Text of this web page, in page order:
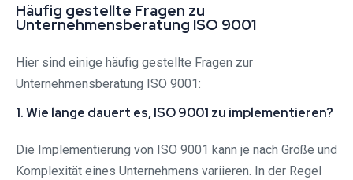
Häufig gestellte Fragen zu
Unternehmensberatung ISO 9001
Hier sind einige häufig gestellte Fragen zur
Unternehmensberatung ISO 9001:
1. Wie lange dauert es, ISO 9001 zu implementieren?
Die Implementierung von ISO 9001 kann je nach Größe und
Komplexität eines Unternehmens variieren. In der Regel